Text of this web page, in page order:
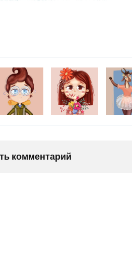
комментарий